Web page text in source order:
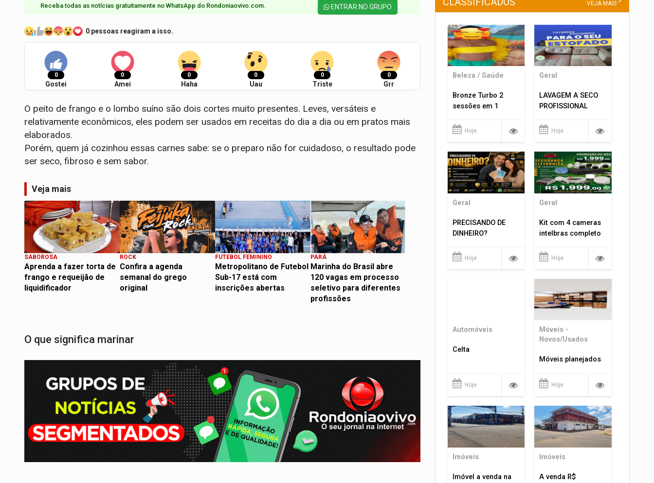
Receba todas as notícias gratuitamente no WhatsApp do Rondoniaovivo.com.​ ENTRAR NO GRUPO
0 pessoas reagiram a isso.
0
Gostei
0
Amei
0
Haha
0
Uau
0
Triste
0
Grr
O peito de frango e o lombo suíno são dois cortes muito presentes. Leves, versáteis e
relativamente econômicos, eles podem ser usados em receitas do dia a dia ou em pratos mais
elaborados.
Porém, quem já cozinhou essas carnes sabe: se o preparo não for cuidadoso, o resultado pode
ser seco, fibroso e sem sabor.
Veja mais
SABOROSA
Aprenda a fazer torta de
frango e requeijão de
liquidificador
ROCK
Confira a agenda
semanal do grego
original
FUTEBOL FEMININO
Metropolitano de Futebol
Sub-17 está com
inscrições abertas
PARÁ
Marinha do Brasil abre
120 vagas em processo
seletivo para diferentes
profissões
O que significa marinar
VEJA MAIS
Beleza / Saúde
Bronze Turbo 2
sessões em 1
Hoje
Geral
LAVAGEM A SECO
PROFISSIONAL
Hoje
Geral
PRECISANDO DE
DINHEIRO?
Hoje
Geral
Kit com 4 cameras
intelbras completo
Hoje
Automóveis
Celta
Hoje
Móveis -
Novos/Usados
Móveis planejados
Hoje
Imóveis
Imóvel a venda na
Imóveis
A venda R$